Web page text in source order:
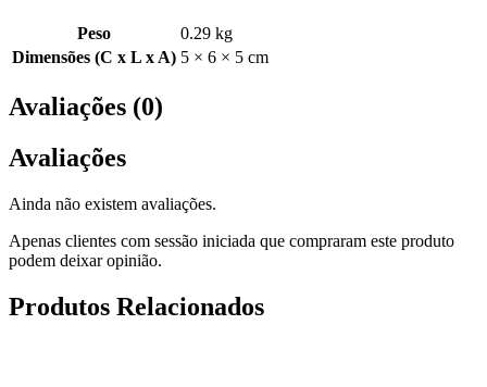
Peso
0.29 kg
Dimensões (C x L x A) 5 × 6 × 5 cm
Avaliações (0)
Avaliações
Ainda não existem avaliações.
Apenas clientes com sessão iniciada que compraram este produto
podem deixar opinião.
Produtos Relacionados